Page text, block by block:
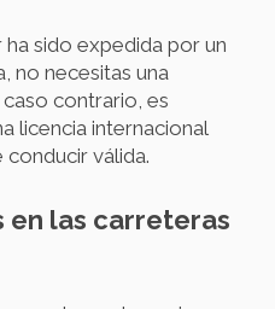
sido expedida por un
no necesitas una
contrario, es
licencia internacional
conducir válida.
en las carreteras